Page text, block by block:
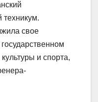
техникум.
свое
и спорта,